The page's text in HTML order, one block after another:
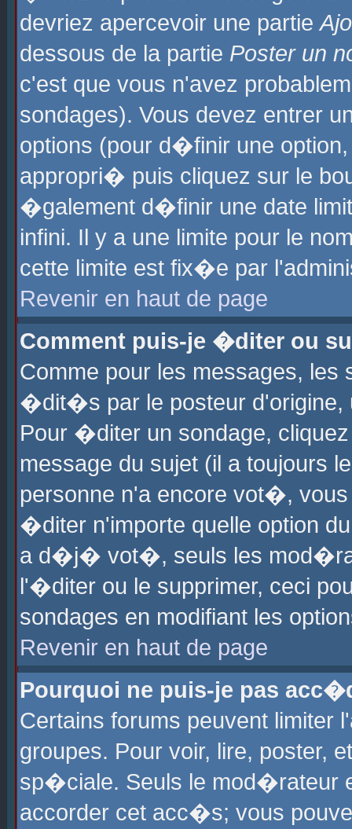
devriez apercevoir une partie
dessous de la partie Poster un
c'est que vous n'avez
sondages). Vous devez entrer
options (pour d�finir une
appropri� puis cliquez sur le
�galement d�finir une date
infini. Il y a une limite pour le
cette limite est fix�e par
Revenir en haut de page
Comment puis-je �diter ou
Comme pour les messages,
�dit�s par le posteur d'origine,
Pour �diter un sondage,
message du sujet (il a toujours
personne n'a encore vot�,
�diter n'importe quelle option
a d�j� vot�, seuls les
l'�diter ou le supprimer, ceci
sondages en modifiant les
Revenir en haut de page
Pourquoi ne puis-je pas
Certains forums peuvent
groupes. Pour voir, lire, poster,
sp�ciale. Seuls le mod�rateur
accorder cet acc�s; vous